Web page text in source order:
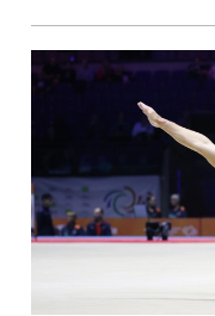
Enttäuschende